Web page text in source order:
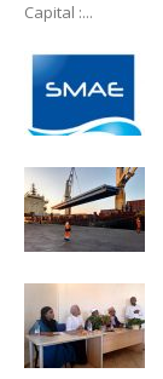
Capital :...